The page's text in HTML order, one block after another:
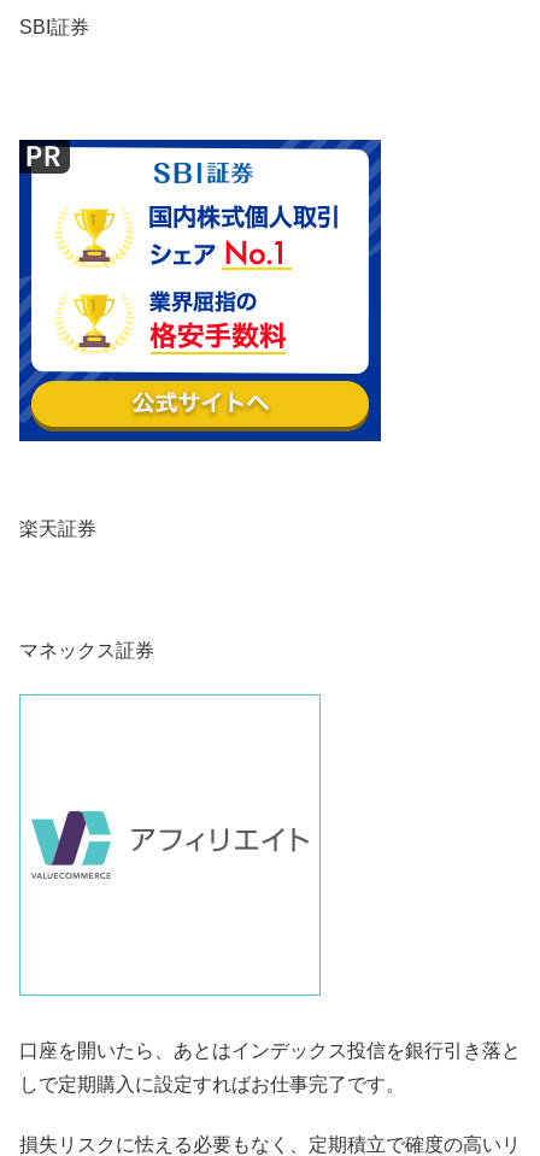
SBI証券
楽天証券
マネックス証券
口座を開いたら、あとはインデックス投信を銀行引き落と
しで定期購入に設定すればお仕事完了です。
損失リスクに怯える必要もなく、定期積立で確度の高いリ